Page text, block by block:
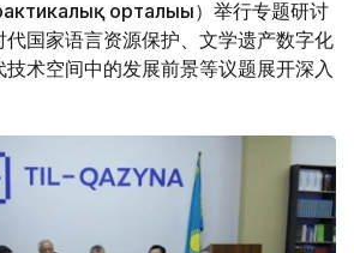
орталығы）举行专题研讨
国家语言资源保护、文学遗产数字化
术空间中的发展前景等议题展开深入